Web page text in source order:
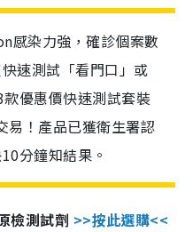
感染力強，確診個案數
速測試「看門口」或
優惠價快速測試套裝
易！產品已獲衛生署認
分鐘知結果。
檢測試劑 >>按此選購<<